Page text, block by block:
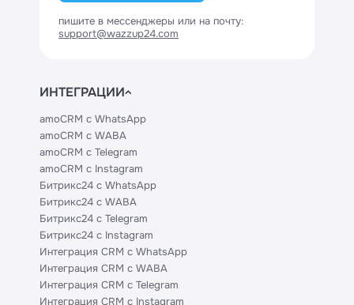
пишите в мессенджеры или на почту:
support@wazzup24.com
ИНТЕГРАЦИИ
amoCRM с WhatsApp
amoCRM с WABA
amoCRM с Telegram
amoCRM с Instagram
Битрикс24 с WhatsApp
Битрикс24 с WABA
Битрикс24 с Telegram
Битрикс24 с Instagram
Интеграция CRM с WhatsApp
Интеграция CRM с WABA
Интеграция CRM с Telegram
Интеграция CRM с Instagram